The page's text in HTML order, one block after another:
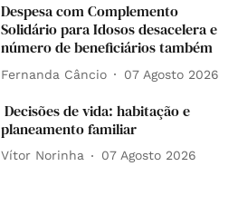
Despesa com Complemento
Solidário para Idosos desacelera e
número de beneficiários também
Fernanda Câncio 07 Agosto 2026
Decisões de vida: habitação e
planeamento familiar
Vítor Norinha 07 Agosto 2026